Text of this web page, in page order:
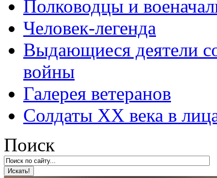
Полководцы и
Человек-легенда
Выдающиеся деятели
войны
Галерея ветеранов
Солдаты XX века в
Поиск